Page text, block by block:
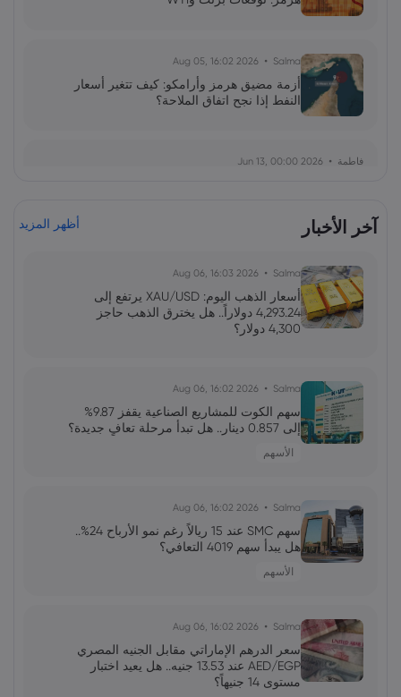
Salma
2026 Aug 05, 16:02
أزمة مضيق هرمز وأرامكو: كيف تتغير أسعار
النفط إذا نجح اتفاق الملاحة؟
فاطمة 2026 Jun 13, 00:00
ارتداد قطاع رقائق التخزين: هل يمثل الذكاء
الاصطناعي استدامة الدورة؟
رئيس الاحتياطي الفيدرالي الجديد: نحو إعادة
تشكيل التواصل والتحكم في التوقعات
علي 2026 Jun 13, 00:00
تقلبات سوق الأسهم الأمريكية: تحولات
آخر الأخبار أظهر المزيد
Salma
2026 Aug 06, 16:03
أسعار الذهب اليوم: XAU/USD يرتفع إلى
4,293.24 دولاراً.. هل يخترق الذهب حاجز
4,300 دولار؟
Salma
2026 Aug 06, 16:02
سهم الكوت للمشاريع الصناعية يقفز 9.87%
إلى 0.857 دينار.. هل تبدأ مرحلة تعافٍ جديدة؟
الأسهم
Salma
2026 Aug 06, 16:02
سهم SMC عند 15 ريالاً رغم نمو الأرباح 24%..
هل يبدأ سهم 4019 التعافي؟
الأسهم
Salma
2026 Aug 06, 16:02
سعر الدرهم الإماراتي مقابل الجنيه المصري
AED/EGP عند 13.53 جنيه.. هل يعيد اختبار
مستوى 14 جنيهاً؟